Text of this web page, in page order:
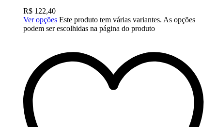
R$ 122,40
Ver opções Este produto tem várias variantes. As opções
podem ser escolhidas na página do produto